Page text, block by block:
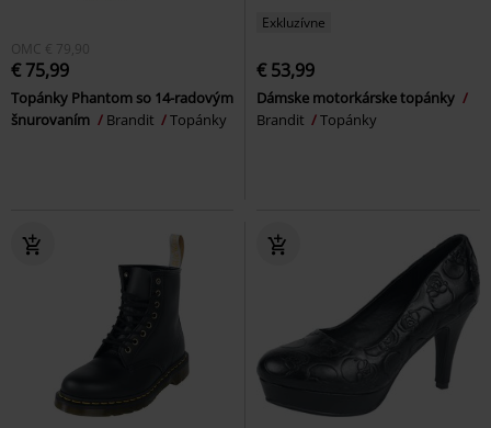
OMC € 79,90
€ 75,99
Topánky Phantom so 14-radovým
šnurovaním
Brandit Topánky
Exkluzívne
€ 53,99
Dámske motorkárske topánky
Brandit
Topánky